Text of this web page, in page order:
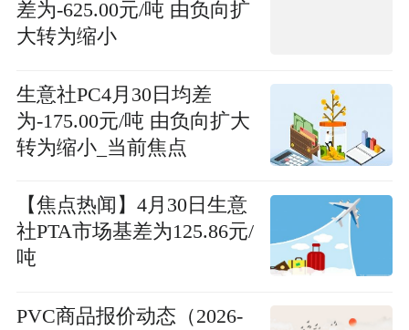
差为-625.00元/吨 由负向扩
大转为缩小
生意社PC4月30日均差
为-175.00元/吨 由负向扩大
转为缩小_当前焦点
【焦点热闻】4月30日生意
社PTA市场基差为125.86元/
吨
PVC商品报价动态（2026-